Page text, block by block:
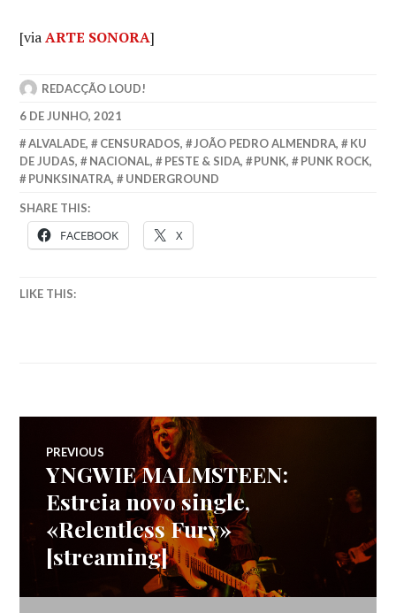
[viaARTE SONORA]
REDACÇÃO LOUD!
6 DE JUNHO, 2021
ALVALADE, CENSURADOS, JOÃO PEDRO ALMENDRA,
KU
DE JUDAS, NACIONAL, PESTE & SIDA, PUNK, PUNK ROCK,
PUNKSINATRA, UNDERGROUND
SHARE THIS:
FACEBOOK X
LIKE THIS:
Navegação
de
artigos
PREVIOUS
Previous
YNGWIE MALMSTEEN:
Estreia novo single,
«Relentless Fury»
[streaming]